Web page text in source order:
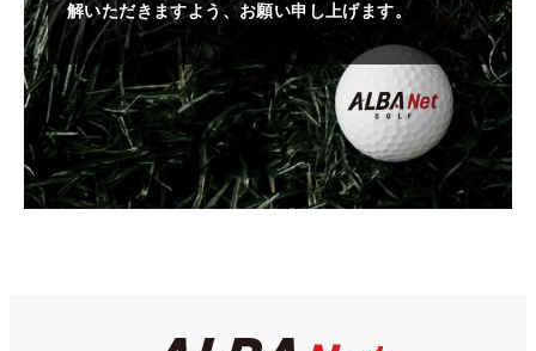
解いただきますよう、お願い申し上げます。